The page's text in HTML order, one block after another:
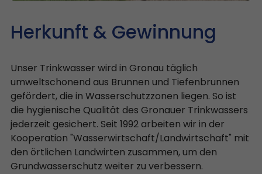
Herkunft & Gewinnung
Unser Trinkwasser wird in Gronau täglich
umweltschonend aus Brunnen und Tiefenbrunnen
gefördert, die in Wasserschutzzonen liegen. So ist
die hygienische Qualität des Gronauer Trinkwassers
jederzeit gesichert. Seit 1992 arbeiten wir in der
Kooperation "Wasserwirtschaft/Landwirtschaft" mit
den örtlichen Landwirten zusammen, um den
Grundwasserschutz weiter zu verbessern.